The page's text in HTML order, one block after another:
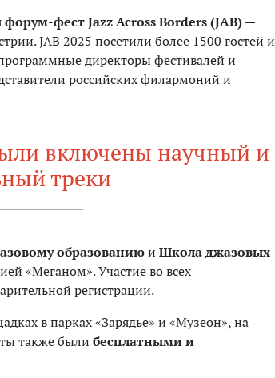
форум-фест Jazz Across Borders (JAB)—
JAB 2025 посетили более 1500 гостей и
директоры фестивалей и
российских филармоний и
включены научный и
треки
образованиюи Школа джазовых
«Меганом». Участие во всех
регистрации.
в парках «Зарядье» и «Музеон», на
также были бесплатными и